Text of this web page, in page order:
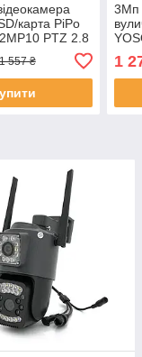
карта PiPo
PTZ 2.8
557 ₴
3Мп
1